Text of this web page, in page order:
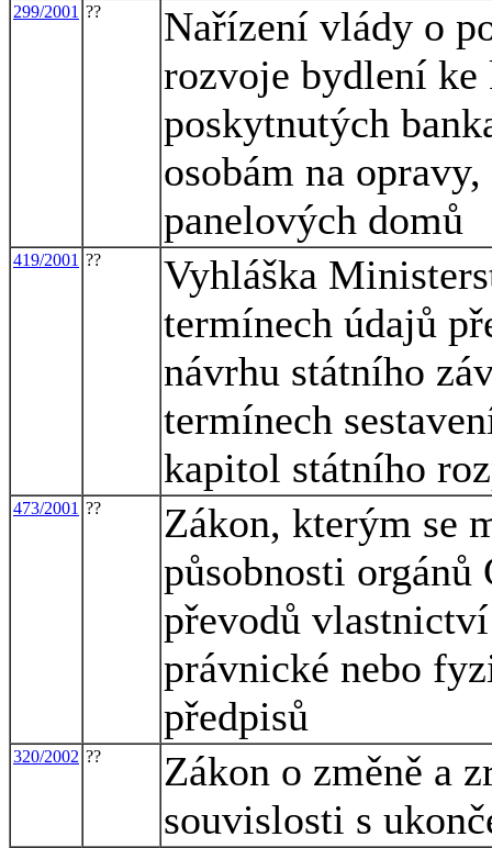
299/2001 ??
Nařízení vlády o
rozvoje bydlení
poskytnutých
osobám na
panelových domů
419/2001 ??
Vyhláška
termínech údajů
návrhu státního
termínech
kapitol státního
473/2001 ??
Zákon, kterým se
působnosti orgánů
převodů
právnické nebo
předpisů
320/2002 ??
Zákon o změně a
souvislosti s